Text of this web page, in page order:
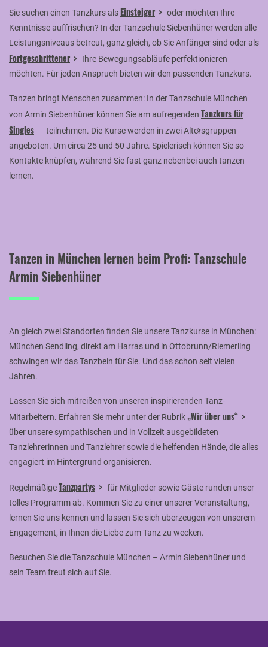
Sie suchen einen Tanzkurs alsEinsteiger
oder möchten Ihre
Kenntnisse auffrischen? In der Tanzschule Siebenhüner werden alle
Leistungsniveaus betreut, ganz gleich, ob Sie Anfänger sind oder als
Fortgeschrittener
Ihre Bewegungsabläufe perfektionieren
möchten. Für jeden Anspruch bieten wir den passenden Tanzkurs.
Tanzen bringt Menschen zusammen: In der Tanzschule München
von Armin Siebenhüner können Sie am aufregenden Tanzkurs für
Singles
teilnehmen. Die Kurse werden in zwei Altersgruppen
angeboten. Um circa 25 und 50 Jahre. Spielerisch können Sie so
Kontakte knüpfen, während Sie fast ganz nebenbei auch tanzen
lernen.
Tanzen in München lernen beim Profi: Tanzschule
Armin Siebenhüner
An gleich zwei Standorten finden Sie unsere Tanzkurse in München:
München Sendling, direkt am Harras und in Ottobrunn/Riemerling
schwingen wir das Tanzbein für Sie. Und das schon seit vielen
Jahren.
Lassen Sie sich mitreißen von unseren inspirierenden Tanz-
Mitarbeitern. Erfahren Sie mehr unter der Rubrik „Wir über uns“
über unsere sympathischen und in Vollzeit ausgebildeten
Tanzlehrerinnen und Tanzlehrer sowie die helfenden Hände, die alles
engagiert im Hintergrund organisieren.
RegelmäßigeTanzpartys
für Mitglieder sowie Gäste runden unser
tolles Programm ab. Kommen Sie zu einer unserer Veranstaltung,
lernen Sie uns kennen und lassen Sie sich überzeugen von unserem
Engagement, in Ihnen die Liebe zum Tanz zu wecken.
Besuchen Sie die Tanzschule München – Armin Siebenhüner und
sein Team freut sich auf Sie.